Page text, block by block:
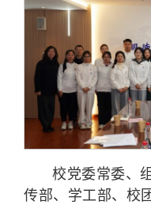
校党委常委、
传部、学工部、校